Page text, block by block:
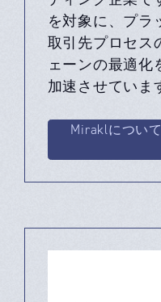
を対象に、プラ
取引先プロセス
ェーンの最適化
加速させていま
Miraklについて